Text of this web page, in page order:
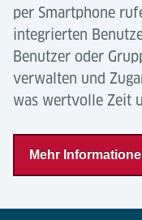
per Smartphone
integrierten
Benutzer oder
verwalten und
was wertvolle Zeit
Mehr